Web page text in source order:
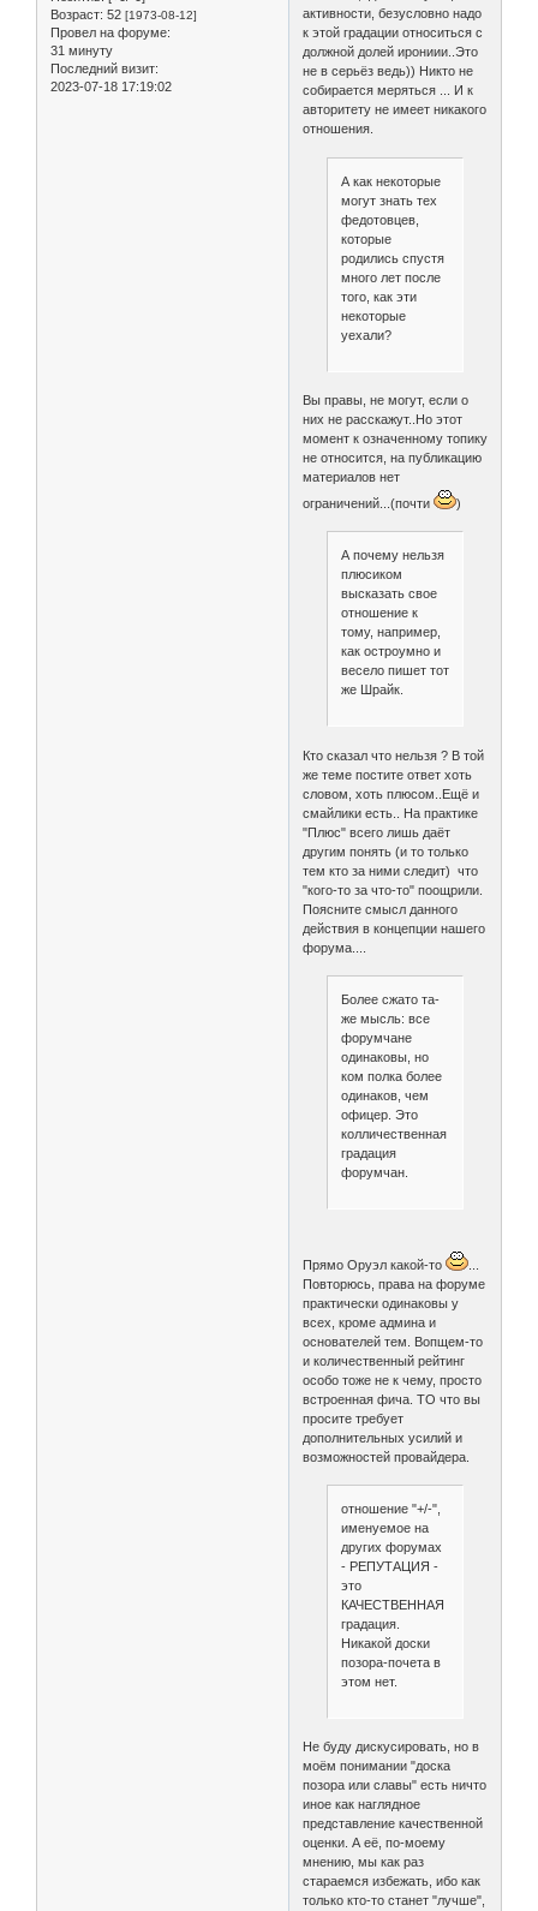
Возраст: 52 [1973-08-12]
Провел на форуме:
31 минуту
Последний визит:
2023-07-18 17:19:02
активности, безусловно надо
к этой градации относиться с
должной долей ирониии..Это
не в серьёз ведь)) Никто не
собирается меряться ... И к
авторитету не имеет никакого
отношения.
А как некоторые
могут знать тех
федотовцев,
которые
родились спустя
много лет после
того, как эти
некоторые
уехали?
Вы правы, не могут, если о
них не расскажут..Но этот
момент к означенному топику
не относится, на публикацию
материалов нет
ограничений...(почти
)
А почему нельзя
плюсиком
высказать свое
отношение к
тому, например,
как остроумно и
весело пишет тот
же Шрайк.
Кто сказал что нельзя ? В той
же теме постите ответ хоть
словом, хоть плюсом..Ещё и
смайлики есть.. На практике
"Плюс" всего лишь даёт
другим понять (и то только
тем кто за ними следит) что
"кого-то за что-то" поощрили.
Поясните смысл данного
действия в концепции нашего
форума....
Более сжато та-
же мысль: все
форумчане
одинаковы, но
ком полка более
одинаков, чем
офицер. Это
колличественная
градация
форумчан.
Прямо Оруэл какой-то
Повторюсь, права на форуме
практически одинаковы у
всех, кроме админа и
основателей тем. Вопщем-то
и количественный рейтинг
особо тоже не к чему, просто
встроенная фича. ТО что вы
просите требует
дополнительных усилий и
возможностей провайдера.
отношение "+/-",
именуемое на
других форумах
- РЕПУТАЦИЯ -
это
КАЧЕСТВЕННАЯ
градация.
Никакой доски
позора-почета в
этом нет.
Не буду дискусировать, но в
моём понимании "доска
позора или славы" есть ничто
иное как наглядное
представление качественной
оценки. А её, по-моему
мнению, мы как раз
стараемся избежать, ибо как
только кто-то станет "лучше",